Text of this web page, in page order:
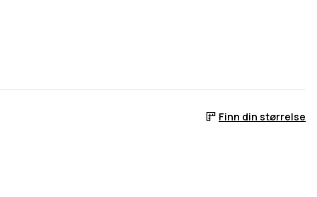
Finn din størrelse
på lager